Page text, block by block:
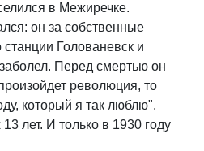
в Межиречке.
он за собственные
Голованевск и
Перед смертью он
революция, то
который я так люблю".
лет. И только в 1930 году